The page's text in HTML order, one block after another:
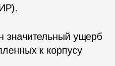
значительный ущерб
к корпусу